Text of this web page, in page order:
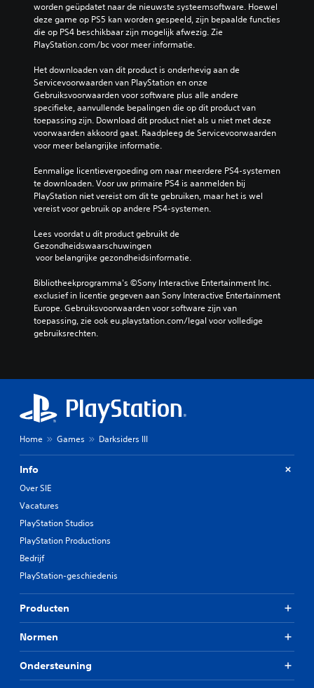
worden geüpdatet naar de nieuwste systeemsoftware. Hoewel
deze game op PS5 kan worden gespeeld, zijn bepaalde functies
die op PS4 beschikbaar zijn mogelijk afwezig. Zie
PlayStation.com/bc voor meer informatie.
Het downloaden van dit product is onderhevig aan de
Servicevoorwaarden van PlayStation en onze
Gebruiksvoorwaarden voor software plus alle andere
specifieke, aanvullende bepalingen die op dit product van
toepassing zijn. Download dit product niet als u niet met deze
voorwaarden akkoord gaat. Raadpleeg de Servicevoorwaarden
voor meer belangrijke informatie.
Eenmalige licentievergoeding om naar meerdere PS4-systemen
te downloaden. Voor uw primaire PS4 is aanmelden bij
PlayStation niet vereist om dit te gebruiken, maar het is wel
vereist voor gebruik op andere PS4-systemen.
Lees voordat u dit product gebruikt de
Gezondheidswaarschuwingen
voor belangrijke gezondheidsinformatie.
Bibliotheekprogramma's ©Sony Interactive Entertainment Inc.
exclusief in licentie gegeven aan Sony Interactive Entertainment
Europe. Gebruiksvoorwaarden voor software zijn van
toepassing, zie ook eu.playstation.com/legal voor volledige
gebruiksrechten.
Home Games Darksiders III
Info
Over SIE
Vacatures
PlayStation Studios
PlayStation Productions
Bedrijf
PlayStation-geschiedenis
Producten
Normen
Ondersteuning